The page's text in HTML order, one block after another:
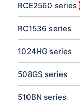
RCE2560 series
RC1536 series
1024HG series
508GS series
510BN series